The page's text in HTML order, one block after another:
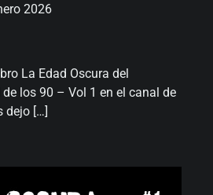
2026
La Edad Oscura del
los 90 – Vol 1 en el canal de
dejo […]